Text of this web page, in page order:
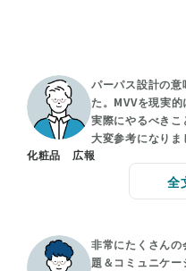
パーパス設計の
た。MVVを現実
実際にやるべき
大変参考になりま
化粧品 広報
全
非常にたくさん
題＆コミュニケ